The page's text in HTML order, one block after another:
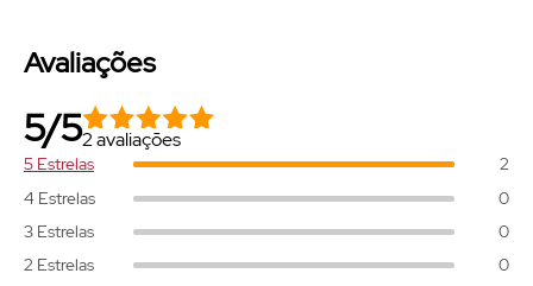
Avaliações
5/52 avaliações
5 Estrelas
2
4 Estrelas
0
3 Estrelas
0
2 Estrelas
0